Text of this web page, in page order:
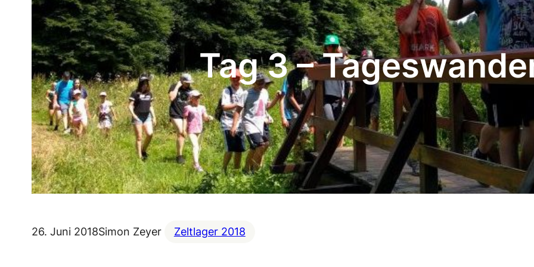
Tag 3 –
26. Juni 2018Simon Zeyer Zeltlager 2018